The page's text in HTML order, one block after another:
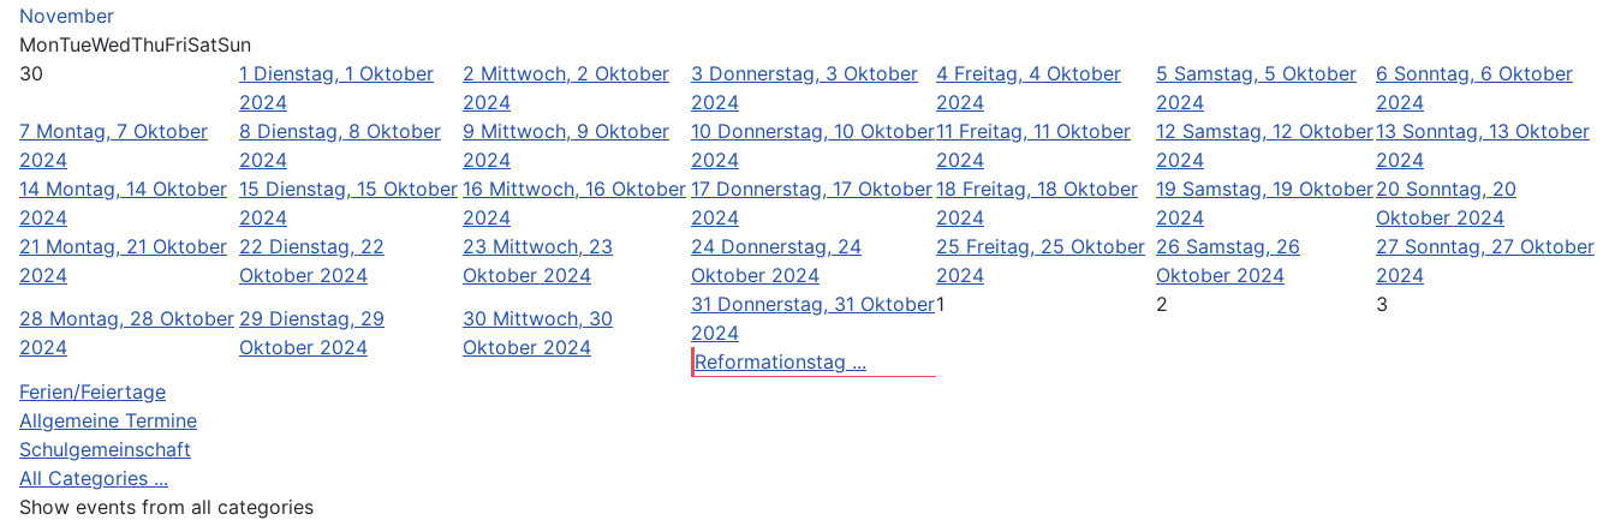
November
MonTueWedThuFriSatSun
30
1 Dienstag, 1 Oktober
2024
2 Mittwoch, 2 Oktober
2024
3 Donnerstag, 3 Oktober
2024
4 Freitag, 4 Oktober
2024
5 Samstag, 5 Oktober
2024
6 Sonntag, 6 Oktober
2024
7 Montag, 7 Oktober
2024
8 Dienstag, 8 Oktober
2024
9 Mittwoch, 9 Oktober
2024
10 Donnerstag, 10 Oktober
2024
11 Freitag, 11 Oktober
2024
12 Samstag, 12 Oktober
2024
13 Sonntag, 13 Oktober
2024
14 Montag, 14 Oktober
2024
15 Dienstag, 15 Oktober
2024
16 Mittwoch, 16 Oktober
2024
17 Donnerstag, 17 Oktober
2024
18 Freitag, 18 Oktober
2024
19 Samstag, 19 Oktober
2024
20 Sonntag, 20
Oktober 2024
21 Montag, 21 Oktober
2024
22 Dienstag, 22
Oktober 2024
23 Mittwoch, 23
Oktober 2024
24 Donnerstag, 24
Oktober 2024
25 Freitag, 25 Oktober
2024
26 Samstag, 26
Oktober 2024
27 Sonntag, 27 Oktober
2024
28 Montag, 28 Oktober
2024
29 Dienstag, 29
Oktober 2024
30 Mittwoch, 30
Oktober 2024
31 Donnerstag, 31 Oktober
2024
Reformationstag ...
1 2 3
Ferien/Feiertage
Allgemeine Termine
Schulgemeinschaft
All Categories ...
Show events from all categories